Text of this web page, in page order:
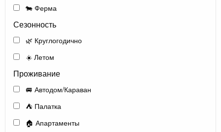
🐄 Ферма
Сезонность
🌿 Круглогодично
☀️ Летом
Проживание
🚐 Автодом/Караван
⛺ Палатка
🏠 Апартаменты